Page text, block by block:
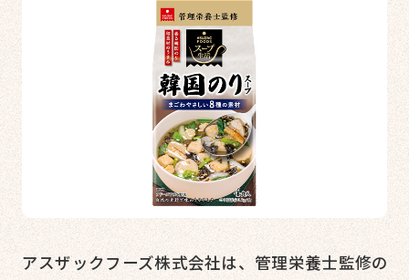
アスザックフーズ株式会社は、管理栄養士監修の